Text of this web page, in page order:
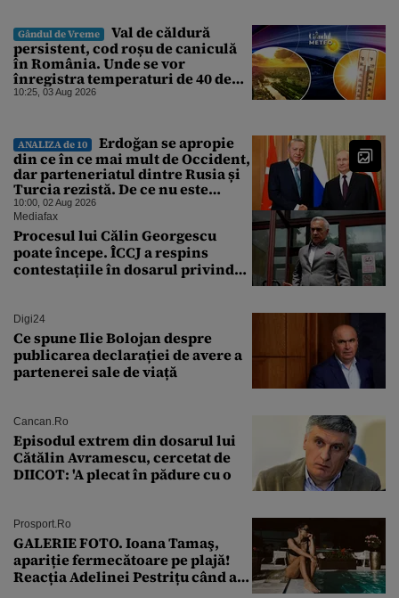
abătut o cupolă de foc”
Gândul de Vreme
Val de căldură
persistent, cod roșu de caniculă
în România. Unde se vor
înregistra temperaturi de 40 de
grade, potrivit ANM
10:25, 03 Aug 2026
ANALIZA de 10
Erdoğan se apropie
din ce în ce mai mult de Occident,
dar parteneriatul dintre Rusia și
Turcia rezistă. De ce nu este
Moscova îngrijorată de
orientarea spre vest a Ankarei
10:00, 02 Aug 2026
Mediafax
Procesul lui Călin Georgescu
poate începe. ÎCCJ a respins
contestațiile în dosarul privind
Digi24
Ce spune Ilie Bolojan despre
publicarea declarației de avere a
partenerei sale de viață
Cancan.ro
Episodul extrem din dosarul lui
Cătălin Avramescu, cercetat de
DIICOT: 'A plecat în pădure cu o
Prosport.ro
GALERIE FOTO. Ioana Tamaş,
apariție fermecătoare pe plajă!
Reacția Adelinei Pestrițu când a